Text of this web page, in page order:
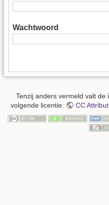
Wachtwoord
Tenzij anders vermeld valt
volgende licentie:
CC